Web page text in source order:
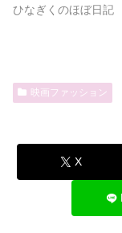
ひなぎくのほぼ日記
映画ファッション
X